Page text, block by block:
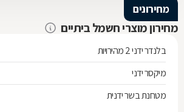
מחירונים
מחירון מוצרי חשמל ביתיים
בלנדר ידני 2 מהירויות
מיקסר ידני
מטחנת בשר ידנית